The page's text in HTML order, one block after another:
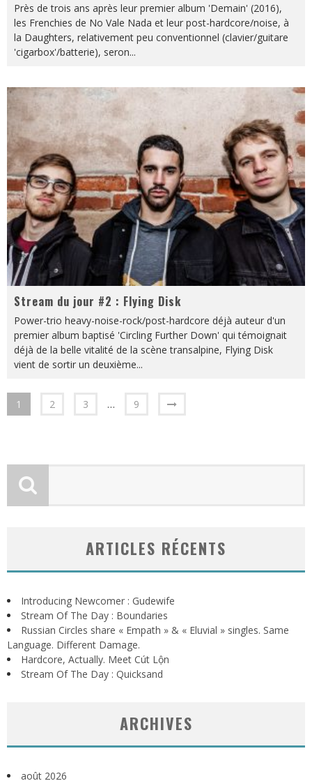
Près de trois ans après leur premier album 'Demain' (2016),
les Frenchies de No Vale Nada et leur post-hardcore/noise, à
la Daughters, relativement peu conventionnel (clavier/guitare
'cigarbox'/batterie), seron...
Stream du jour #2 : Flying Disk
Power-trio heavy-noise-rock/post-hardcore déjà auteur d'un
premier album baptisé 'Circling Further Down' qui témoignait
déjà de la belle vitalité de la scène transalpine, Flying Disk
vient de sortir un deuxième...
1 2 3 … 9
ARTICLES RÉCENTS
Introducing Newcomer : Gudewife
Stream Of The Day : Boundaries
Russian Circles share « Empath » & « Eluvial » singles. Same
Language. Different Damage.
Hardcore, Actually. Meet Cút Lộn
Stream Of The Day : Quicksand
ARCHIVES
août 2026